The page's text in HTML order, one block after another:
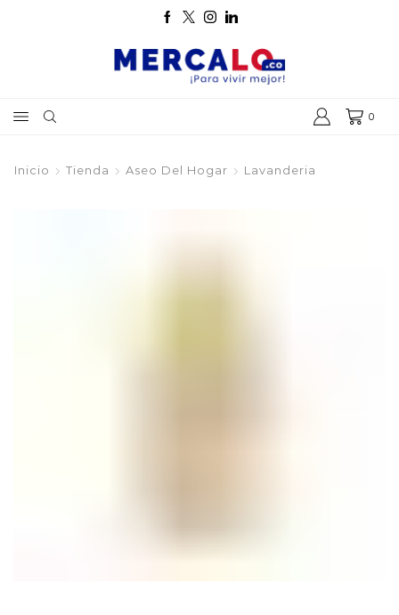
0
Inicio Tienda Aseo Del Hogar Lavanderia